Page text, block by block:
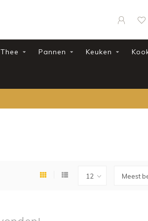
Thee Pannen Keuken